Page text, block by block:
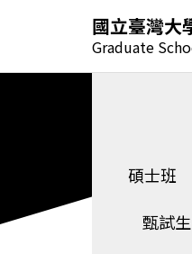
國立臺灣大
Graduate
碩士班
甄試生